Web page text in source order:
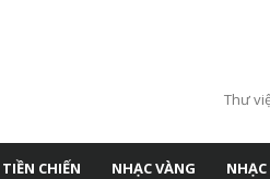
Thư
CHIẾN NHẠC VÀNG